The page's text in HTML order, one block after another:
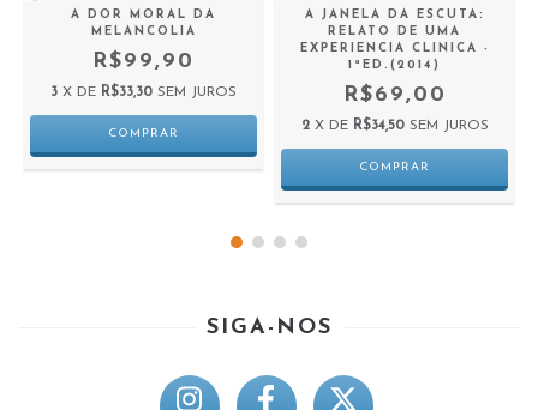
A DOR MORAL DA
MELANCOLIA
R$99,90
3 X DE R$33,30 SEM JUROS
A JANELA DA ESCUTA:
RELATO DE UMA
EXPERIENCIA CLINICA -
1ªED.(2014)
R$69,00
2 X DE R$34,50 SEM JUROS
SIGA-NOS